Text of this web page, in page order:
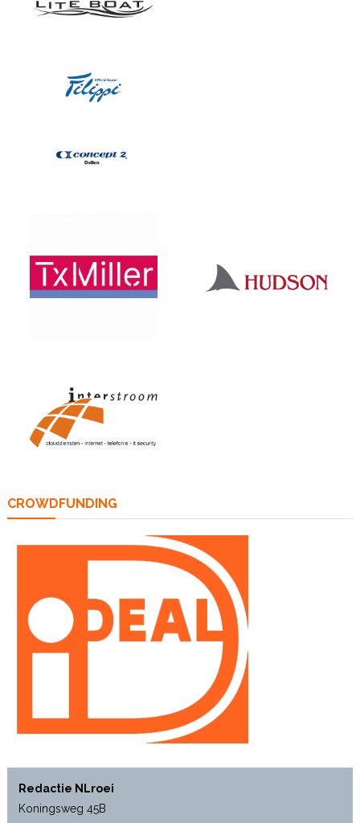
CROWDFUNDING
Redactie NLroei
Koningsweg 45B